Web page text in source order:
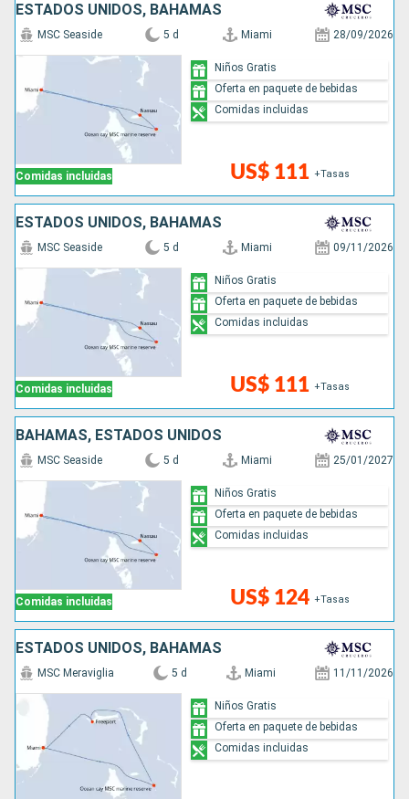
ESTADOS UNIDOS, BAHAMAS
Comidas incluidas
MSC Seaside 5 d Miami 28/09/2026
US$ 111 +Tasas
Niños Gratis
Oferta en paquete de bebidas
Comidas incluidas
ESTADOS UNIDOS, BAHAMAS
Comidas incluidas
MSC Seaside 5 d Miami 09/11/2026
US$ 111 +Tasas
Niños Gratis
Oferta en paquete de bebidas
Comidas incluidas
BAHAMAS, ESTADOS UNIDOS
Comidas incluidas
MSC Seaside 5 d Miami 25/01/2027
US$ 124 +Tasas
Niños Gratis
Oferta en paquete de bebidas
Comidas incluidas
ESTADOS UNIDOS, BAHAMAS
MSC Meraviglia 5 d Miami 11/11/2026
Niños Gratis
Oferta en paquete de bebidas
Comidas incluidas